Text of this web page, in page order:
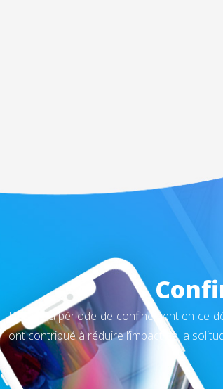
Durant la période de confinement en ce
ont contribué à réduire l’impact de la